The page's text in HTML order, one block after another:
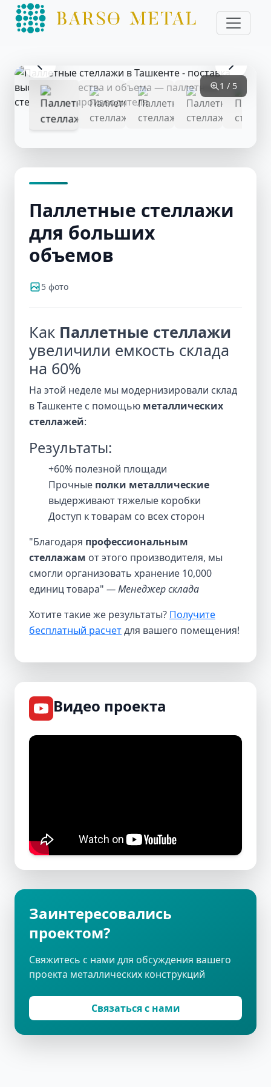
1 / 5
Паллетные стеллажи
для больших
объемов
5 фото
Как Паллетные стеллажи
увеличили емкость склада
на 60%
На этой неделе мы модернизировали склад
в Ташкенте с помощью металлических
стеллажей:
Результаты:
+60% полезной площади
Прочные полки металлические
выдерживают тяжелые коробки
Доступ к товарам со всех сторон
"Благодаря профессиональным
стеллажам от этого производителя, мы
смогли организовать хранение 10,000
единиц товара" — Менеджер склада
Хотите такие же результаты? Получите
бесплатный расчетдля вашего помещения!
Видео проекта
Заинтересовались
проектом?
Свяжитесь с нами для обсуждения вашего
проекта металлических конструкций
Связаться с нами